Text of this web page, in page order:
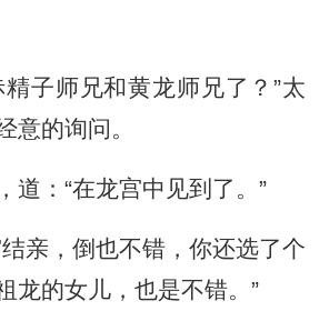
精子师兄和黄龙师兄了？”太
意的询问。
道：“在龙宫中见到了。”
亲，倒也不错，你还选了个
龙的女儿，也是不错。”